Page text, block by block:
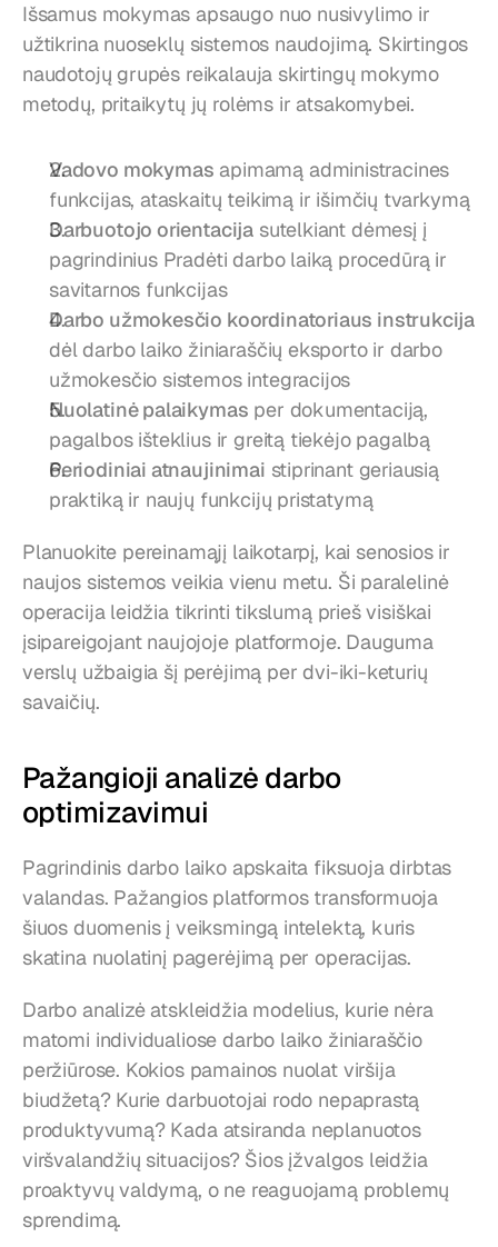
Išsamus mokymas apsaugo nuo nusivylimo ir
užtikrina nuoseklų sistemos naudojimą. Skirtingos
naudotojų grupės reikalauja skirtingų mokymo
metodų, pritaikytų jų rolėms ir atsakomybei.
Vadovo mokymas apimamą administracines
funkcijas, ataskaitų teikimą ir išimčių tvarkymą
Darbuotojo orientacija sutelkiant dėmesį į
pagrindinius Pradėti darbo laiką procedūrą ir
savitarnos funkcijas
Darbo užmokesčio koordinatoriaus instrukcija
dėl darbo laiko žiniaraščių eksporto ir darbo
užmokesčio sistemos integracijos
Nuolatinė palaikymas per dokumentaciją,
pagalbos išteklius ir greitą tiekėjo pagalbą
Periodiniai atnaujinimai stiprinant geriausią
praktiką ir naujų funkcijų pristatymą
Planuokite pereinamąjį laikotarpį, kai senosios ir
naujos sistemos veikia vienu metu. Ši paralelinė
operacija leidžia tikrinti tikslumą prieš visiškai
įsipareigojant naujojoje platformoje. Dauguma
verslų užbaigia šį perėjimą per dvi-iki-keturių
savaičių.
Pažangioji analizė darbo
optimizavimui
Pagrindinis darbo laiko apskaita fiksuoja dirbtas
valandas. Pažangios platformos transformuoja
šiuos duomenis į veiksmingą intelektą, kuris
skatina nuolatinį pagerėjimą per operacijas.
Darbo analizė atskleidžia modelius, kurie nėra
matomi individualiose darbo laiko žiniaraščio
peržiūrose. Kokios pamainos nuolat viršija
biudžetą? Kurie darbuotojai rodo nepaprastą
produktyvumą? Kada atsiranda neplanuotos
viršvalandžių situacijos? Šios įžvalgos leidžia
proaktyvų valdymą, o ne reaguojamą problemų
sprendimą.